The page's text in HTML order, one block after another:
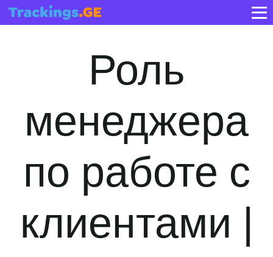
Роль
менеджера
по работе с
клиентами |